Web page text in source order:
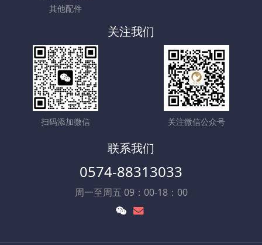
其他配件
关注我们
扫码添加微信 关注微信公众号
联系我们
0574-88313033
周一至周五 09：00-18：00